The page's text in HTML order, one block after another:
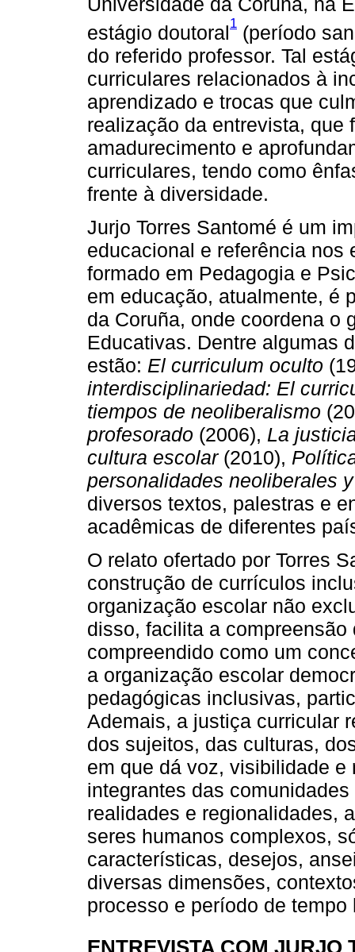
estágio doutoral1 (período
do referido professor. Tal
curriculares relacionados à
aprendizado e trocas que
realização da entrevista, que
amadurecimento e
curriculares, tendo como
frente à diversidade.
Jurjo Torres Santomé é um
educacional e referência nos
formado em Pedagogia e
em educação, atualmente, é
da Coruña, onde coordena o
Educativas. Dentre algumas
estão: El curriculum oculto
interdisciplinariedad: El
tiempos de neoliberalismo
profesorado (2006), La
cultura escolar(2010),
personalidades neoliberales
diversos textos, palestras e
acadêmicas de diferentes
O relato ofertado por Torres
construção de currículos
organização escolar não
disso, facilita a compreensão
compreendido como um
a organização escolar
pedagógicas inclusivas,
Ademais, a justiça curricular
dos sujeitos, das culturas,
em que dá voz, visibilidade
integrantes das
realidades e regionalidades,
seres humanos complexos,
características, desejos,
diversas dimensões,
processo e período de
ENTREVISTA COM JURJO